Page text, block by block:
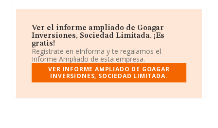
Ver el informe ampliado de Goagar
Inversiones, Sociedad Limitada. ¡Es
gratis!
Regístrate en eInforma y te regalamos el
Informe Ampliado de esta empresa.
VER INFORME AMPLIADO DE GOAGAR
INVERSIONES, SOCIEDAD LIMITADA.